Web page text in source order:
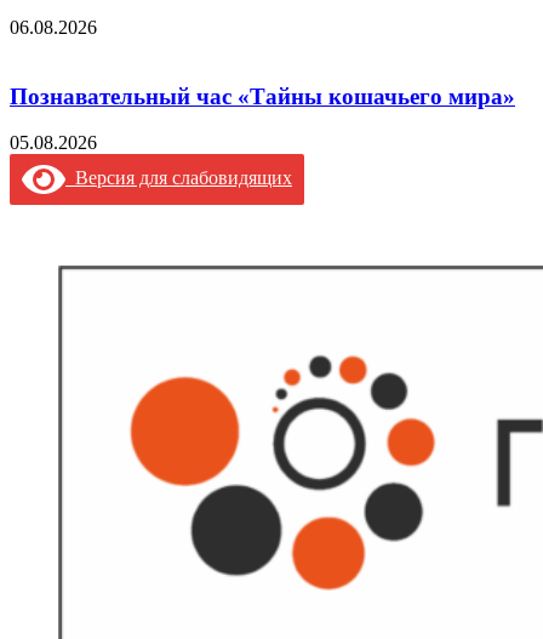
06.08.2026
Познавательный час «Тайны кошачьего мира»
05.08.2026
Версия для слабовидящих